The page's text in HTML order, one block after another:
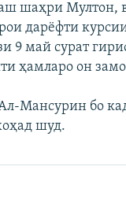
шаҳри Мултон,
дарёфти
9 май сурат
ҳамларо он
Мансурин бо
шуд.